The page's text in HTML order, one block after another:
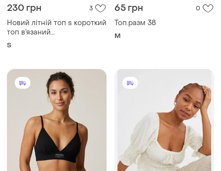
230 грн 3
Новий літній топ s короткий
топ в’язаний
різнокольоровий смугастий
S
65 грн 0
Топ.разм 38
M